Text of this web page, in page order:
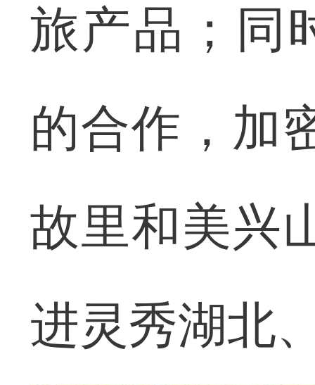
旅产品；同
的合作，加
故里和美兴
进灵秀湖北